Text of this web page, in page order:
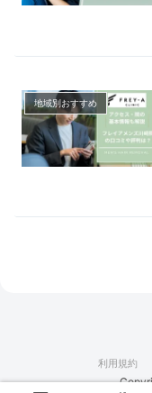
地域別おすすめ
利用規約